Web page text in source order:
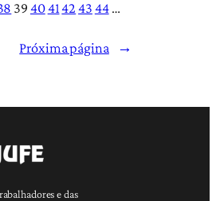
394041 424344 …
Próxima página
→
e das